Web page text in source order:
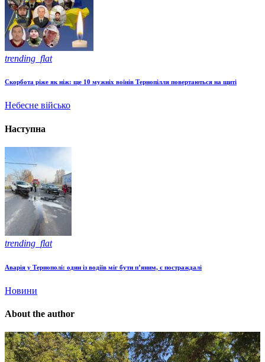
trending_flat
Скорбота ріже як ніж: ще 10 мужніх воїнів Тернопілля повертаються на щиті
Небесне військо
Наступна
trending_flat
Аварія у Тернополі: один із водіїв міг бути п’яним, є постраждалі
Новини
About the author